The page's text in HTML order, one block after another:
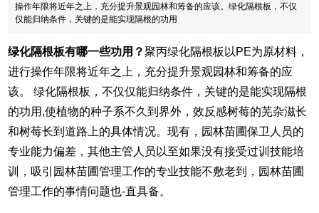
操作年限将近年之上，充分提升景观园林和筹备的应该。绿化隔根板，不仅
仅能归纳条件，关键的是能实现隔根的功用
绿化隔根板有哪一些功用？聚丙绿化隔根板以PE为原材料，
进行操作年限将近年之上，充分提升景观园林和筹备的应
该。 绿化隔根板，不仅仅能归纳条件，关键的是能实现隔根
的功用,使植物的种子系不久到界外，效反感树莓的芜杂滋长
和树莓长到道路上的具体情况。现有，园林苗圃保卫人员的
专业能力偏差，其他主管人员以至如果没有接受过训技能培
训，吸引园林苗圃管理工作的专业技能不敷老到，园林苗圃
管理工作的事情问题也-直具备。